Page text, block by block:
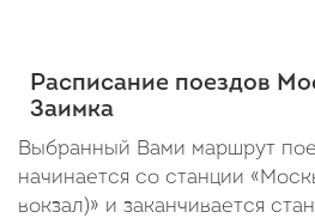
Расписание поездов
Заимка
Выбранный Вами маршрут
начинается со станции
вокзал)» и заканчивается